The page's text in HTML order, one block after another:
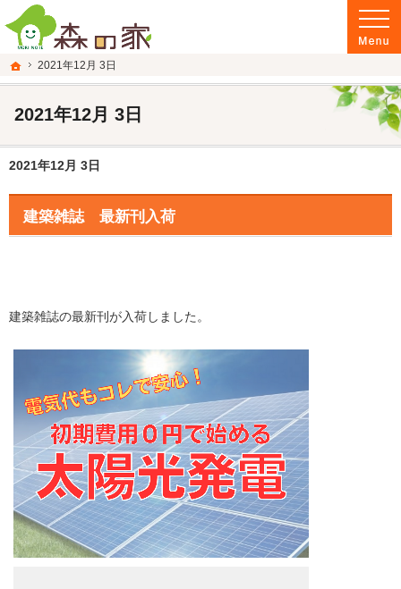
ホーム
2021年12月 3日
2021年12月 3日
富山県南砺市の注文住宅・新築戸建てを手がける建設会社なら当社へ。
富山県南砺市の新築・注文住宅・新築戸建てを手がける建設会社なら森の家
2021年12月 3日
建築雑誌 最新刊入荷
建築雑誌の最新刊が入荷しました。